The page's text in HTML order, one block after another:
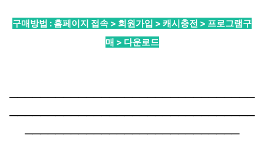
구매방법 : 홈페이지 접속 > 회원가입 > 캐시충전 > 프로그램구
매 > 다운로드
────────────────────────────────
────────────────────────────────
────────────────────────────